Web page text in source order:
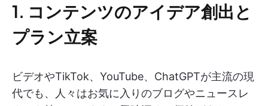
1. コンテンツのアイデア創出と
プラン立案
ビデオやTikTok、YouTube、ChatGPTが主流の現
代でも、人々はお気に入りのブログやニュースレ